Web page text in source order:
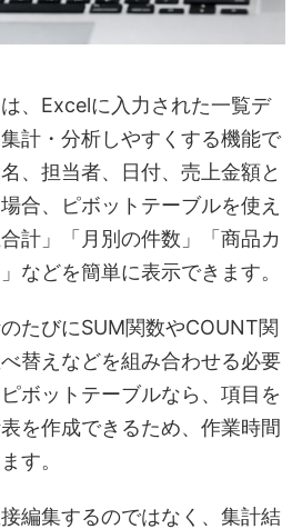
、Excelに入力された一覧デ
計・分析しやすくする機能で
、担当者、日付、売上金額と
合、ピボットテーブルを使え
計」「月別の件数」「商品カ
などを簡単に表示できます。
たびにSUM関数やCOUNT関
替えなどを組み合わせる必要
ボットテーブルなら、項目を
を作成できるため、作業時間
す。
編集するのではなく、集計結